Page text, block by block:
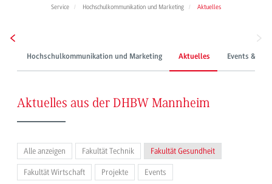
Service Hochschulkommunikation und Marketing Aktuelles
Hochschulkommunikation und Marketing Aktuelles Events &
Aktuelles aus der DHBW Mannheim
Alle anzeigen Fakultät Technik Fakultät Gesundheit
Fakultät Wirtschaft Projekte Events